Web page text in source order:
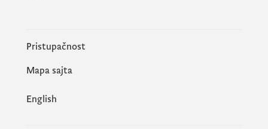
Pristupačnost
Mapa sajta
English